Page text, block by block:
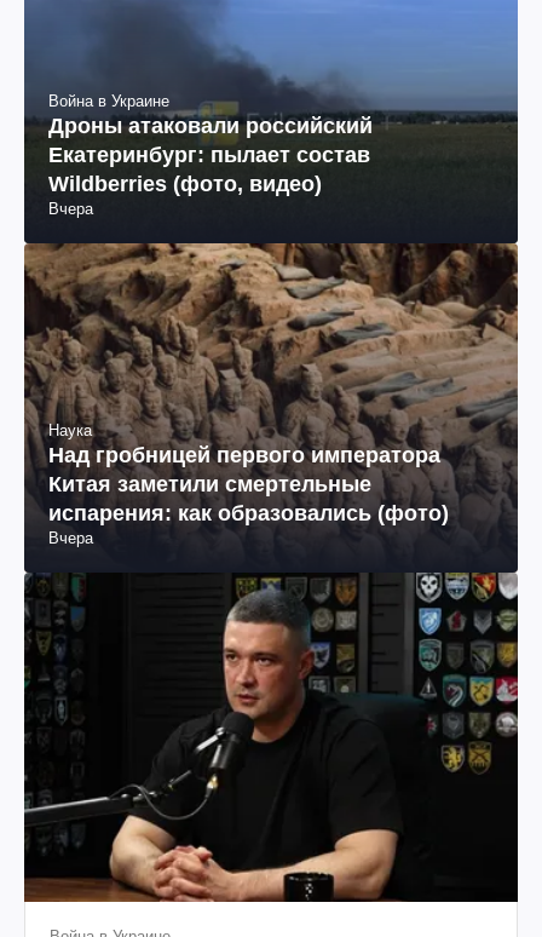
Война в Украине
Дроны атаковали российский
Екатеринбург: пылает состав
Wildberries (фото, видео)
Вчера
Наука
Над гробницей первого императора
Китая заметили смертельные
испарения: как образовались (фото)
Вчера